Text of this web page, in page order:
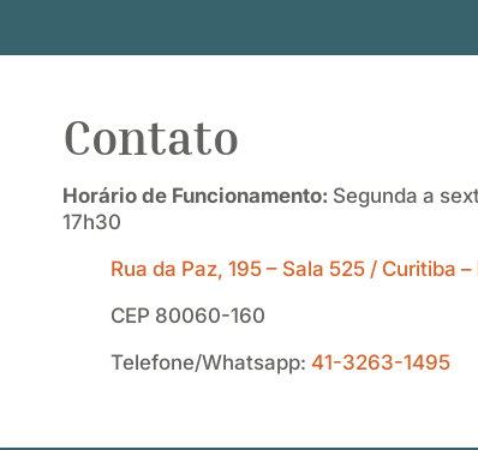
Contato
Horário de Funcionamento: Segunda a
17h30
Rua da Paz, 195 – Sala 525 / Curitiba
CEP 80060-160
Telefone/Whatsapp:41-3263-1495